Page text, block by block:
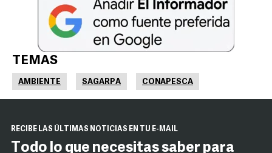
TEMAS
AMBIENTE SAGARPA CONAPESCA
RECIBE LAS ÚLTIMAS NOTICIAS EN TU E-MAIL
Todo lo que necesitas saber para